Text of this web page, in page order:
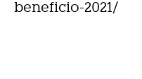
beneficio-2021/